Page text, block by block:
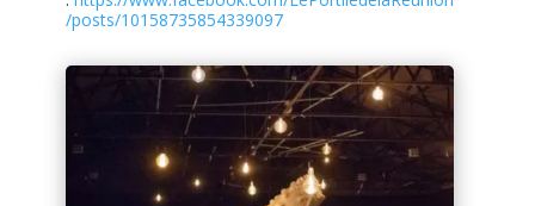
/posts/10158735854339097